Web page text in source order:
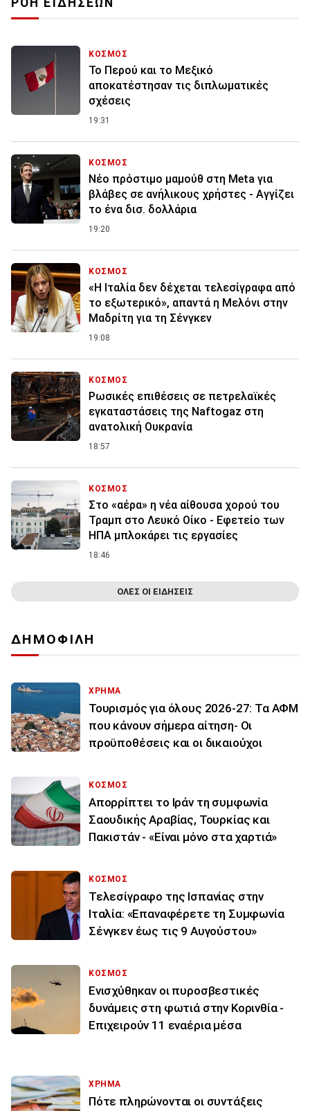
ΡΟΗ ΕΙΔΗΣΕΩΝ
ΚΟΣΜΟΣ
Το Περού και το Μεξικό
αποκατέστησαν τις διπλωματικές
σχέσεις
19:31
ΚΟΣΜΟΣ
Nέο πρόστιμο μαμούθ στη Meta για
βλάβες σε ανήλικους χρήστες - Αγγίζει
το ένα δισ. δολλάρια
19:20
ΚΟΣΜΟΣ
«Η Ιταλία δεν δέχεται τελεσίγραφα από
το εξωτερικό», απαντά η Μελόνι στην
Μαδρίτη για τη Σένγκεν
19:08
ΚΟΣΜΟΣ
Ρωσικές επιθέσεις σε πετρελαϊκές
εγκαταστάσεις της Naftogaz στη
ανατολική Ουκρανία
18:57
ΚΟΣΜΟΣ
Στο «αέρα» η νέα αίθουσα χορού του
Τραμπ στο Λευκό Οίκο - Εφετείο των
ΗΠΑ μπλοκάρει τις εργασίες
18:46
ΟΛΕΣ ΟΙ ΕΙΔΗΣΕΙΣ
ΔΗΜΟΦΙΛΗ
ΧΡΗΜΑ
Τουρισμός για όλους 2026-27: Τα ΑΦΜ
που κάνουν σήμερα αίτηση- Οι
προϋποθέσεις και οι δικαιούχοι
ΚΟΣΜΟΣ
Απορρίπτει το Ιράν τη συμφωνία
Σαουδικής Αραβίας, Τουρκίας και
Πακιστάν - «Είναι μόνο στα χαρτιά»
ΚΟΣΜΟΣ
Τελεσίγραφο της Ισπανίας στην
Ιταλία: «Επαναφέρετε τη Συμφωνία
Σένγκεν έως τις 9 Αυγούστου»
ΚΟΣΜΟΣ
Ενισχύθηκαν οι πυροσβεστικές
δυνάμεις στη φωτιά στην Κορινθία -
Επιχειρούν 11 εναέρια μέσα
ΧΡΗΜΑ
Πότε πληρώνονται οι συντάξεις